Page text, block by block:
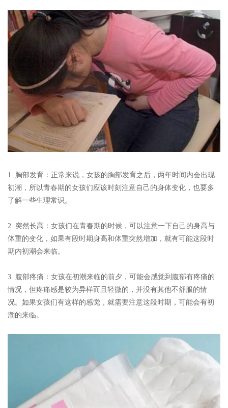
1. 胸部发育 ：正常来说，女孩的胸部发育之后，两年时间内会出现
初潮，所以青春期的女孩们应该时刻注意自己的身体变化，也要多
了解一些生理常识。
2. 突然长高 ：女孩们在青春期的时候，可以注意一下自己的身高与
体重的变化，如果有段时期身高和体重突然增加，就有可能这段时
期内初潮会来临。
3. 腹部疼痛 ：女孩在初潮来临的前夕，可能会感觉到腹部有疼痛的
情况，但疼痛感是较为异样而且轻微的，并没有其他不舒服的情
况。如果女孩们有这样的感觉，就需要注意这段时期，可能会有初
潮的来临。